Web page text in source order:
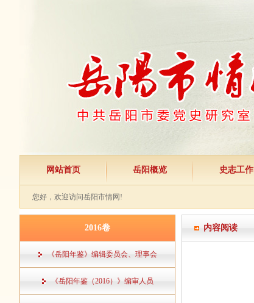
网站首页 岳阳概览 史志工作
您好，欢迎访问岳阳市情网!
2016卷
《岳阳年鉴》编辑委员会、理事会
《岳阳年鉴（2016）》编审人员
内容阅读